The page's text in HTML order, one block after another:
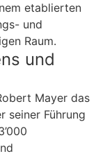
etablierten
und
Raum.
und
Mayer das
seiner Führung